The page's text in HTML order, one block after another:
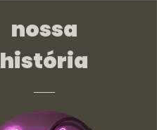
nossa
história